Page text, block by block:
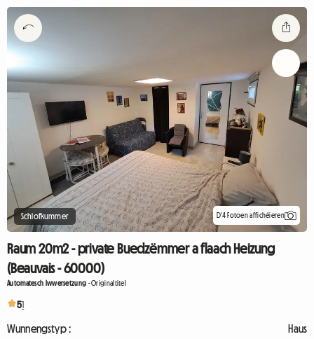
Schlofkummer D'4 Fotoen affichéieren
Raum 20m2 - private Buedzëmmer a flaach Heizung
(Beauvais - 60000)
Automatesch Iwwersetzung -Originaltitel
51
Wunnengstyp :
Haus